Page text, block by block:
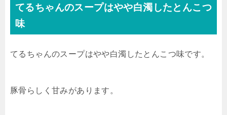
てるちゃんのスープはやや白濁したとんこつ
味
てるちゃんのスープはやや白濁したとんこつ味です。
豚骨らしく甘みがあります。